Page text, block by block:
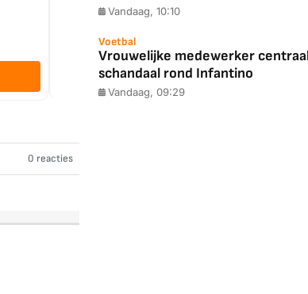
€ 1.088,00
Bekijk deal Bekijk deal
0 reacties
Vandaag, 10:10
Voetbal
Vrouwelijke medewerker
schandaal rond Infantino
Vandaag, 09:29